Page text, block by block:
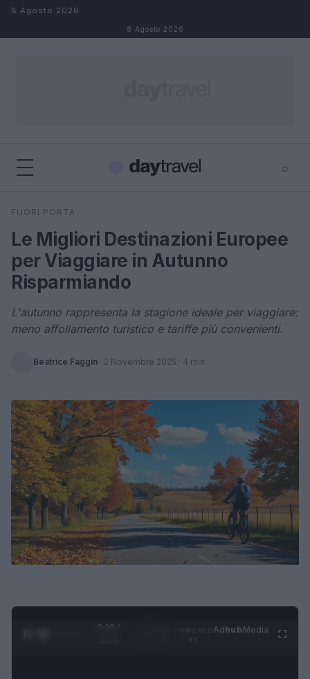
Salta al contenuto
8 Agosto 2026
8 Agosto 2026
⌕
Cerca
FUORI PORTA
Le Migliori Destinazioni Europee
per Viaggiare in Autunno
Risparmiando
L'autunno rappresenta la stagione ideale per viaggiare:
meno affollamento turistico e tariffe più convenienti.
Beatrice Faggin · 2 Novembre 2025 · 4 min
0:29 /
AdhubMedia